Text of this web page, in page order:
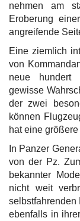
nehmen am
Eroberung
angreifende
Eine ziemlich
von
neue hundert
gewisse
der zwei
können
hat eine
In Panzer
von der Pz.
bekannter
nicht weit
selbstfahrenden
ebenfalls in